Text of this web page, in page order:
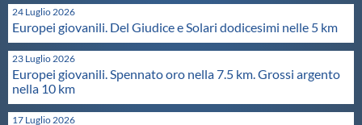
Centri Federali
Area Legislativa
24 Luglio 2026
Europei giovanili. Del Giudice e Solari dodicesimi nelle 5 km
23 Luglio 2026
Europei giovanili. Spennato oro nella 7.5 km. Grossi argento
nella 10 km
17 Luglio 2026